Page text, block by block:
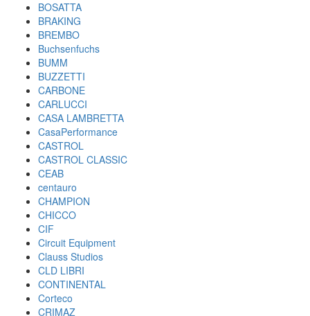
BOSATTA
BRAKING
BREMBO
Buchsenfuchs
BUMM
BUZZETTI
CARBONE
CARLUCCI
CASA LAMBRETTA
CasaPerformance
CASTROL
CASTROL CLASSIC
CEAB
centauro
CHAMPION
CHICCO
CIF
Circuit Equipment
Clauss Studios
CLD LIBRI
CONTINENTAL
Corteco
CRIMAZ